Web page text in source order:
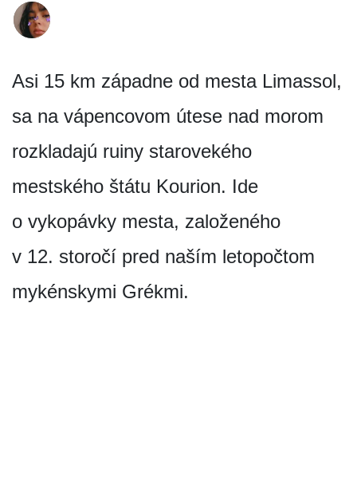
Asi 15 km západne od mesta Limassol,
sa na vápencovom útese nad morom
rozkladajú ruiny starovekého
mestského štátu Kourion. Ide
o vykopávky mesta, založeného
v 12. storočí pred naším letopočtom
mykénskymi Grékmi.